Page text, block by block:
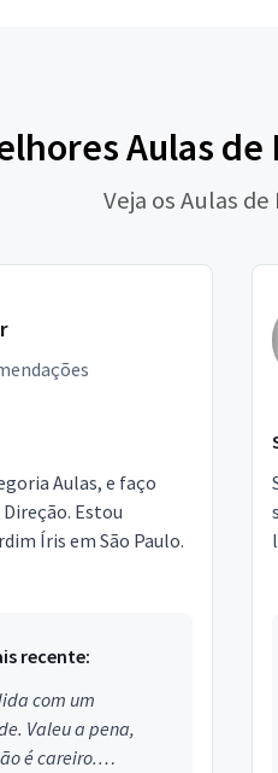
Aulas
Veja os Aulas
Aulas, e faço
Estou
Íris em São Paulo.
recente:
com um
Valeu a pena,
é careiro.